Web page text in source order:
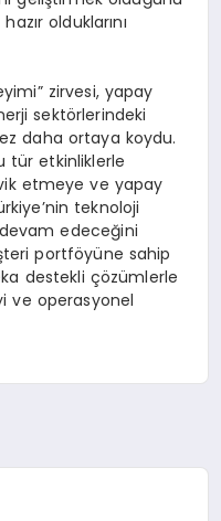
olduklarını
zirvesi, yapay
sektörlerindeki
daha ortaya koydu.
tür etkinliklerle
etmeye ve yapay
teknoloji
edeceğini
portföyüne sahip
destekli çözümlerle
ve operasyonel